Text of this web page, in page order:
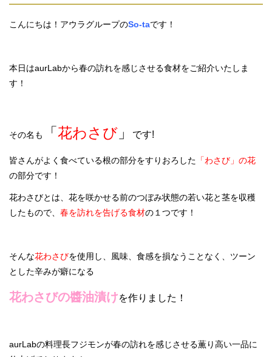
ACCESS
BLOG
こんにちは！アウラグループのSo-taです！
本日はaurLabから春の訪れを感じさせる食材をご紹介いたしま
す！
その名も 「 花わさび 」 です!
皆さんがよく食べている根の部分をすりおろした 「わさび」の花
の部分です！
花わさびとは、花を咲かせる前のつぼみ状態の若い花と茎を収穫
したもので、 春を訪れを告げる食材の１つです！
そんな花わさびを使用し、風味、食感を損なうことなく、ツーン
とした辛みが癖になる
花わさびの醬油漬けを作りました！
aurLabの料理長フジモンが春の訪れを感じさせる薫り高い一品に